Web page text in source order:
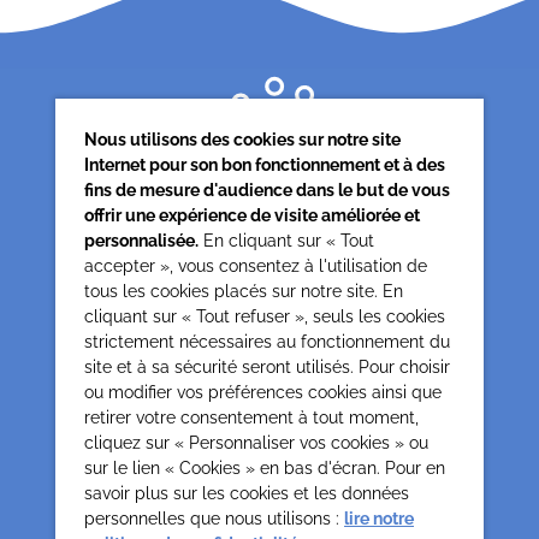
Siège associatif
62 rue de la glacière
75013 Paris
0142850804
contact@cesap.asso.fr
Cesap Formation
formation@cesap.asso.fr
01 53 20 68 58
Nous utilisons des cookies sur notre site
Internet pour son bon fonctionnement et à des
fins de mesure d'audience dans le but de vous
offrir une expérience de visite améliorée et
personnalisée. En cliquant sur « Tout
accepter », vous consentez à l'utilisation de
tous les cookies placés sur notre site. En
cliquant sur « Tout refuser », seuls les cookies
strictement nécessaires au fonctionnement du
site et à sa sécurité seront utilisés. Pour choisir
ou modifier vos préférences cookies ainsi que
retirer votre consentement à tout moment,
cliquez sur « Personnaliser vos cookies » ou
sur le lien « Cookies » en bas d'écran. Pour en
savoir plus sur les cookies et les données
personnelles que nous utilisons : lire notre